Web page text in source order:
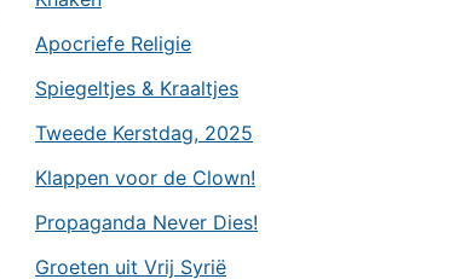
Apocriefe Religie
Spiegeltjes & Kraaltjes
Tweede Kerstdag, 2025
Klappen voor de Clown!
Propaganda Never Dies!
Groeten uit Vrij Syrië